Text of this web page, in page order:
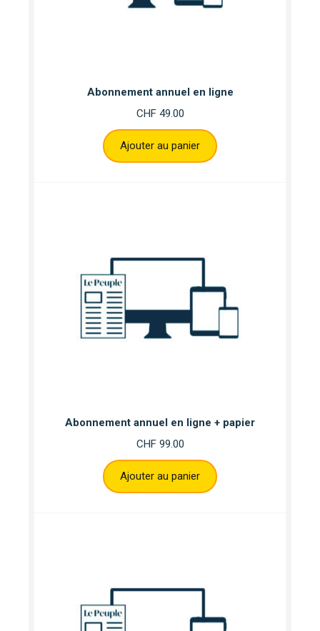
Abonnement annuel en ligne
CHF49.00
Ajouter au panier
Abonnement annuel en ligne + papier
CHF99.00
Ajouter au panier